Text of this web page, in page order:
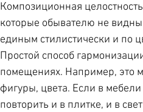
Композиционная
которые обывателю не
единым стилистически и по
Простой способ
помещениях. Например, это
фигуры, цвета. Если в
повторить и в плитке, и в